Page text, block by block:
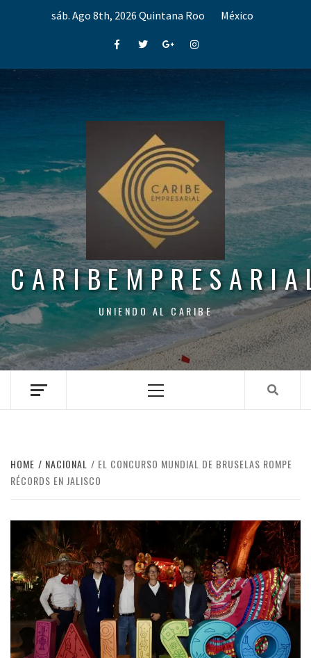
sáb. Ago 8th, 2026 Quintana Roo México
FacebookTwitterGoogle+Instagram
UNIENDO AL CARIBE
Menu
HOME NACIONAL
EL CONCURSO MUNDIAL DE BRUSELAS ROMPE
RÉCORDS EN JALISCO